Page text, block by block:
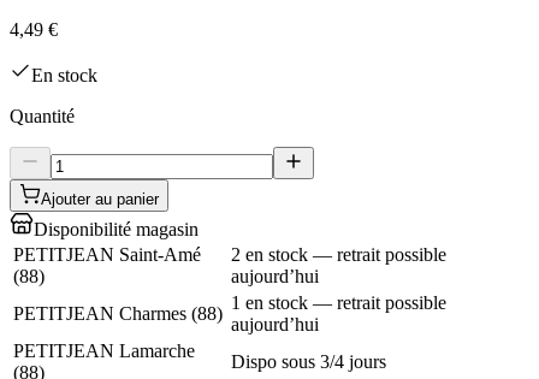
4,49 €
En stock
Quantité
Ajouter au panier
Disponibilité magasin
PETITJEAN Saint-Amé
(88)
2 en stock — retrait possible
aujourd’hui
PETITJEAN Charmes (88)
1 en stock — retrait possible
aujourd’hui
PETITJEAN Lamarche
(88)
Dispo sous 3/4 jours